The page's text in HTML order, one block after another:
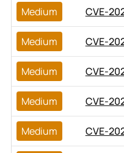
Medium CVE-
Medium CVE-
Medium CVE-
Medium CVE-
Medium CVE-